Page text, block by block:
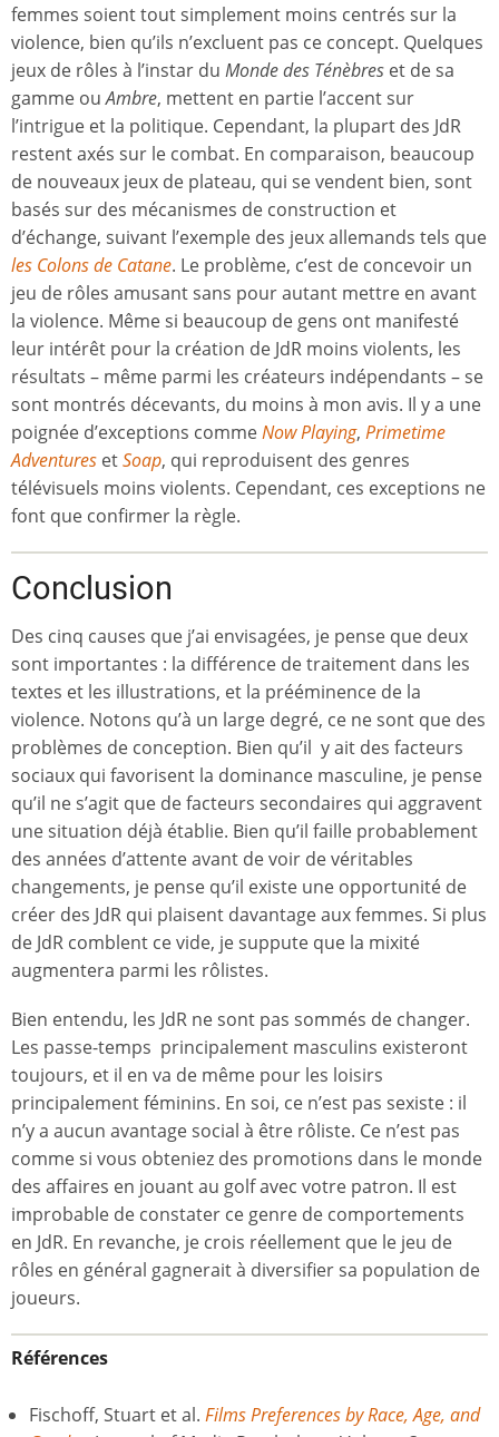
femmes soient tout simplement moins centrés sur la
violence, bien qu’ils n’excluent pas ce concept. Quelques
jeux de rôles à l’instar du Monde des Ténèbres et de sa
gamme ouAmbre, mettent en partie l’accent sur
l’intrigue et la politique. Cependant, la plupart des JdR
restent axés sur le combat. En comparaison, beaucoup
de nouveaux jeux de plateau, qui se vendent bien, sont
basés sur des mécanismes de construction et
d’échange, suivant l’exemple des jeux allemands tels que
les Colons de Catane. Le problème, c’est de concevoir un
jeu de rôles amusant sans pour autant mettre en avant
la violence. Même si beaucoup de gens ont manifesté
leur intérêt pour la création de JdR moins violents, les
résultats – même parmi les créateurs indépendants – se
sont montrés décevants, du moins à mon avis. Il y a une
poignée d’exceptions commeNow Playing, Primetime
Adventures etSoap, qui reproduisent des genres
télévisuels moins violents. Cependant, ces exceptions ne
font que confirmer la règle.
Conclusion
Des cinq causes que j’ai envisagées, je pense que deux
sont importantes : la différence de traitement dans les
textes et les illustrations, et la prééminence de la
violence. Notons qu’à un large degré, ce ne sont que des
problèmes de conception. Bien qu’il y ait des facteurs
sociaux qui favorisent la dominance masculine, je pense
qu’il ne s’agit que de facteurs secondaires qui aggravent
une situation déjà établie. Bien qu’il faille probablement
des années d’attente avant de voir de véritables
changements, je pense qu’il existe une opportunité de
créer des JdR qui plaisent davantage aux femmes. Si plus
de JdR comblent ce vide, je suppute que la mixité
augmentera parmi les rôlistes.
Bien entendu, les JdR ne sont pas sommés de changer.
Les passe-temps principalement masculins existeront
toujours, et il en va de même pour les loisirs
principalement féminins. En soi, ce n’est pas sexiste : il
n’y a aucun avantage social à être rôliste. Ce n’est pas
comme si vous obteniez des promotions dans le monde
des affaires en jouant au golf avec votre patron. Il est
improbable de constater ce genre de comportements
en JdR. En revanche, je crois réellement que le jeu de
rôles en général gagnerait à diversifier sa population de
joueurs.
Références
Fischoff, Stuart et al. Films Preferences by Race, Age, and